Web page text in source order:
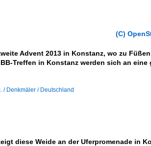
(C)
Advent 2013 in Konstanz, wo zu
Treffen in Konstanz werden sich an eine
/ Denkmäler / Deutschland
diese Weide an der Uferpromenade in